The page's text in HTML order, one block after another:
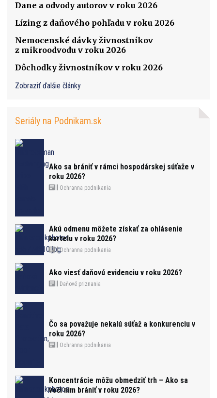
Dane a odvody autorov v roku 2026
Lízing z daňového pohľadu v roku 2026
Nemocenské dávky živnostníkov
z mikroodvodu v roku 2026
Dôchodky živnostníkov v roku 2026
Zobraziť ďalšie články
Seriály na Podnikam.sk
Ako sa brániť v rámci hospodárskej súťaže v
roku 2026?
Ochranna podnikania
Akú odmenu môžete získať za ohlásenie
kartelu v roku 2026?
Ochranna podnikania
Ako viesť daňovú evidenciu v roku 2026?
Daňové priznania
Čo sa považuje nekalú súťaž a konkurenciu v
roku 2026?
Ochranna podnikania
Koncentrácie môžu obmedziť trh – Ako sa
voči nim brániť v roku 2026?